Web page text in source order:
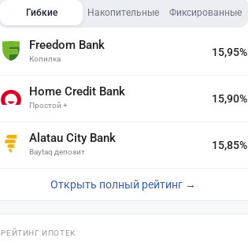
Гибкие Накопительные Фиксированные
Freedom Bank
Копилка
15,95%
Home Credit Bank
Простой +
15,90%
Alatau City Bank
Baytaq депозит
15,85%
Открыть полный рейтинг →
РЕЙТИНГ ИПОТЕК